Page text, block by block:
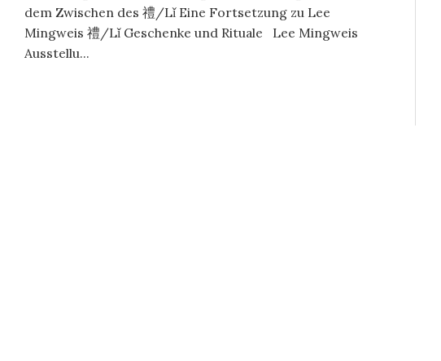
dem Zwischen des 禮/Lǐ Eine Fortsetzung zu Lee
Mingweis 禮/Lǐ Geschenke und Rituale Lee Mingweis
Ausstellu...